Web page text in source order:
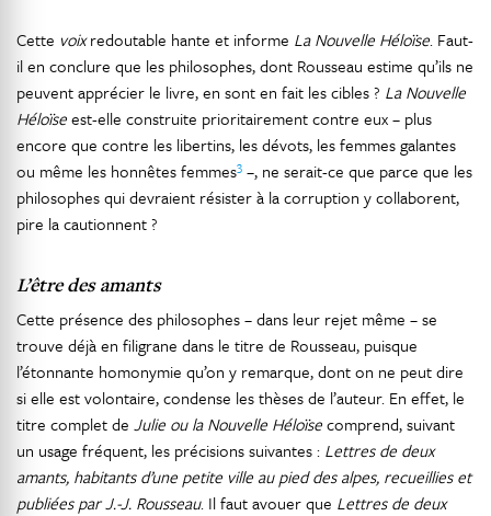
Cette voixredoutable hante et informe La Nouvelle Héloïse. Faut-
il en conclure que les philosophes, dont Rousseau estime qu’ils ne
peuvent apprécier le livre, en sont en fait les cibles ? La Nouvelle
Héloïseest-elle construite prioritairement contre eux – plus
encore que contre les libertins, les dévots, les femmes galantes
ou même les honnêtes femmes3 –, ne serait-ce que parce que les
philosophes qui devraient résister à la corruption y collaborent,
pire la cautionnent ?
L’être des amants
Cette présence des philosophes – dans leur rejet même – se
trouve déjà en filigrane dans le titre de Rousseau, puisque
l’étonnante homonymie qu’on y remarque, dont on ne peut dire
si elle est volontaire, condense les thèses de l’auteur. En effet, le
titre complet de Julie ou la Nouvelle Héloïsecomprend, suivant
un usage fréquent, les précisions suivantes : Lettres de deux
amants, habitants d’une petite ville au pied des alpes, recueillies et
publiées par J.-J. Rousseau. Il faut avouer que Lettres de deux